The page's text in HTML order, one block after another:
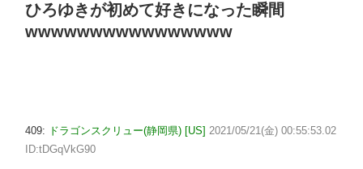
ひろゆきが初めて好きになった瞬間
wwwwwwwwwwwwwwww
409: ドラゴンスクリュー(静岡県) [US] 2021/05/21(金) 00:55:53.02
ID:tDGqVkG90